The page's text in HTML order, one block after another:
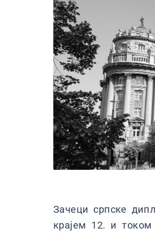
Зачеци српске
крајем 12. и